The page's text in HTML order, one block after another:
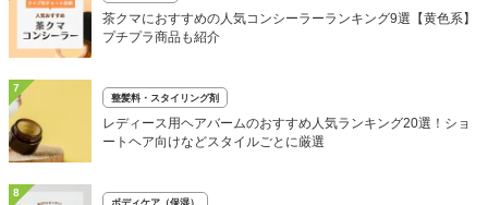
茶クマにおすすめの人気コンシーラーランキング9選【黄色系】
プチプラ商品も紹介
7
整髪料・スタイリング剤
レディース用ヘアバームのおすすめ人気ランキング20選！ショ
ートヘア向けなどスタイルごとに厳選
8
ボディケア（保湿）